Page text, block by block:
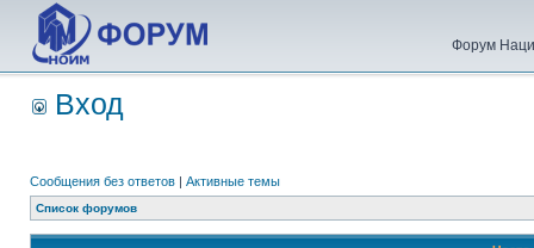
Форум
Вход
Сообщения без ответов | Активные темы
Список форумов